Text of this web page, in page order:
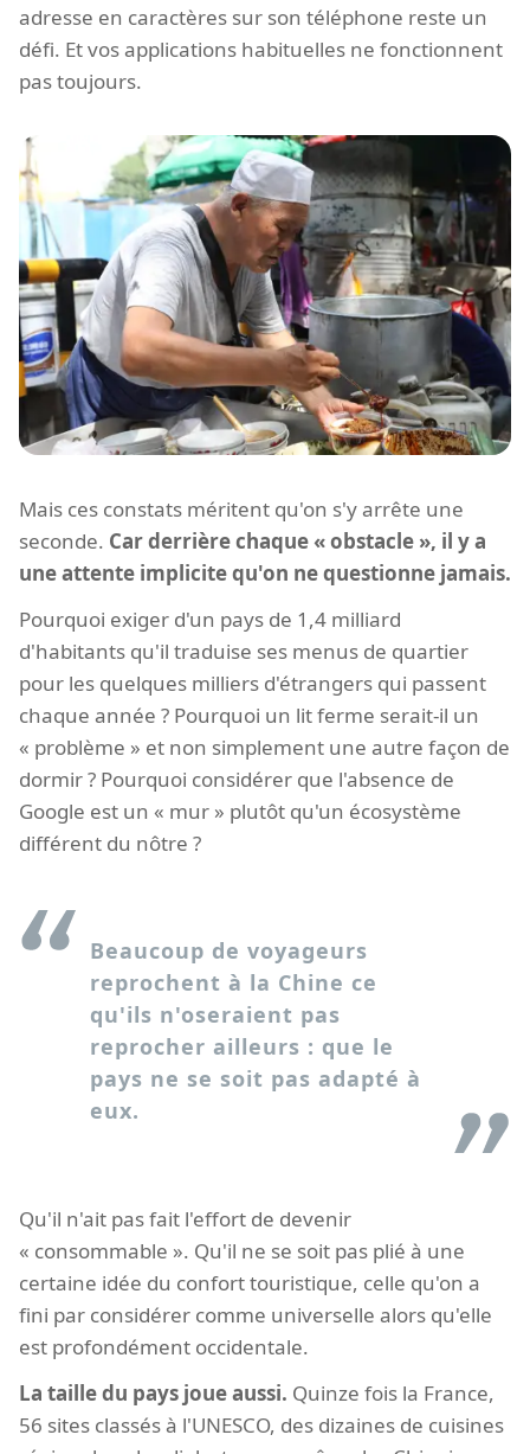
adresse en caractères sur son téléphone reste un
défi. Et vos applications habituelles ne fonctionnent
pas toujours.
Mais ces constats méritent qu'on s'y arrête une
seconde. Car derrière chaque « obstacle », il y a
une attente implicite qu'on ne questionne jamais.
Pourquoi exiger d'un pays de 1,4 milliard
d'habitants qu'il traduise ses menus de quartier
pour les quelques milliers d'étrangers qui passent
chaque année ? Pourquoi un lit ferme serait-il un
« problème » et non simplement une autre façon de
dormir ? Pourquoi considérer que l'absence de
Google est un « mur » plutôt qu'un écosystème
différent du nôtre ?
Beaucoup de voyageurs
reprochent à la Chine ce
qu'ils n'oseraient pas
reprocher ailleurs : que le
pays ne se soit pas adapté à
eux.
Qu'il n'ait pas fait l'effort de devenir
« consommable ». Qu'il ne se soit pas plié à une
certaine idée du confort touristique, celle qu'on a
fini par considérer comme universelle alors qu'elle
est profondément occidentale.
La taille du pays joue aussi. Quinze fois la France,
56 sites classés à l'UNESCO, des dizaines de cuisines